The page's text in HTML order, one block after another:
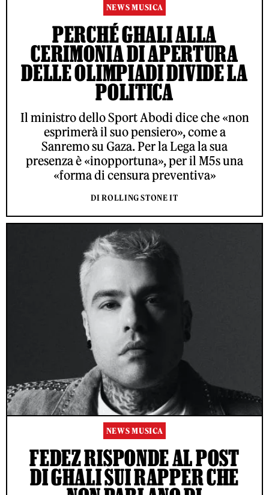
NEWS MUSICA
PERCHÉ GHALI ALLA
CERIMONIA DI APERTURA
DELLE OLIMPIADI DIVIDE LA
POLITICA
Il ministro dello Sport Abodi dice che «non
esprimerà il suo pensiero», come a
Sanremo su Gaza. Per la Lega la sua
presenza è «inopportuna», per il M5s una
«forma di censura preventiva»
DI ROLLING STONE IT
NEWS MUSICA
FEDEZ RISPONDE AL POST
DI GHALI SUI RAPPER CHE